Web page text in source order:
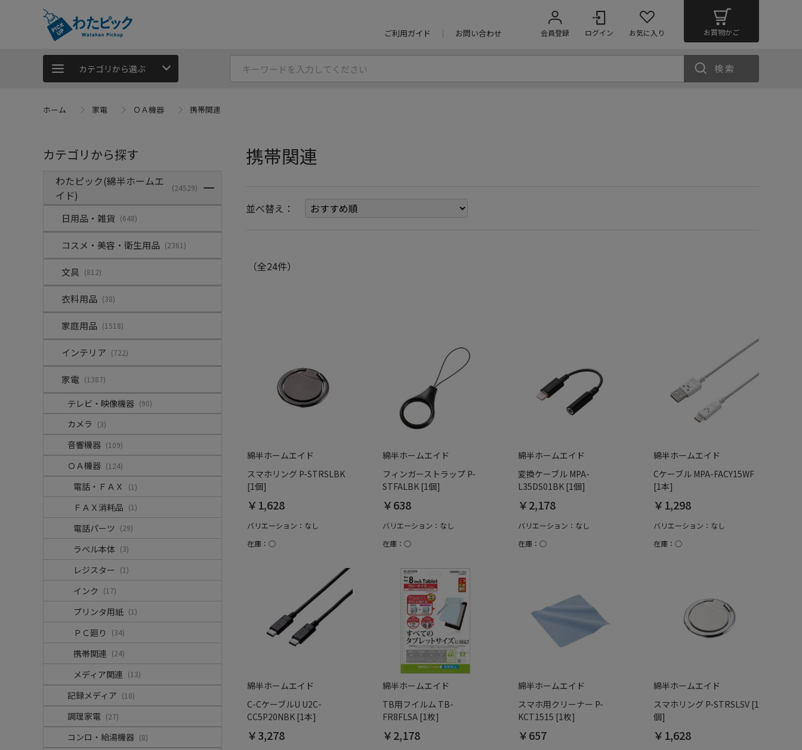
ご利用ガイド お問い合わせ 会員登録 ログイン お気に入り お買物かご
カテゴリから選ぶ 検索
ホーム 家電 ＯＡ機器 携帯関連
カテゴリから探す
わたピック(綿半ホームエ
イド)
(24529)
日用品・雑貨 (648)
コスメ・美容・衛生用品 (2361)
文具 (812)
衣料用品 (38)
家庭用品 (1518)
インテリア (722)
家電 (1387)
テレビ・映像機器 (90)
カメラ (3)
音響機器 (109)
ＯＡ機器 (124)
電話・ＦＡＸ (1)
ＦＡＸ消耗品 (1)
電話パーツ (29)
ラベル本体 (3)
レジスター (1)
インク (17)
プリンタ用紙 (1)
ＰＣ廻り (34)
携帯関連 (24)
メディア関連 (13)
記録メディア (10)
調理家電 (27)
コンロ・給湯機器 (8)
携帯関連
並べ替え：
（全24件）
綿半ホームエイド
スマホリング P-STRSLBK
[1個]
￥1,628
バリエーション：なし
在庫：○
綿半ホームエイド
フィンガーストラップ P-
STFALBK [1個]
￥638
バリエーション：なし
在庫：○
綿半ホームエイド
変換ケーブル MPA-
L35DS01BK [1個]
￥2,178
バリエーション：なし
在庫：○
綿半ホームエイド
Cケーブル MPA-FACY15WF
[1本]
￥1,298
バリエーション：なし
在庫：○
綿半ホームエイド
C-CケーブルU U2C-
CC5P20NBK [1本]
￥3,278
綿半ホームエイド
TB用フイルム TB-
FR8FLSA [1枚]
￥2,178
綿半ホームエイド
スマホ用クリーナー P-
KCT1515 [1枚]
￥657
綿半ホームエイド
スマホリング P-STRSLSV [1
個]
￥1,628